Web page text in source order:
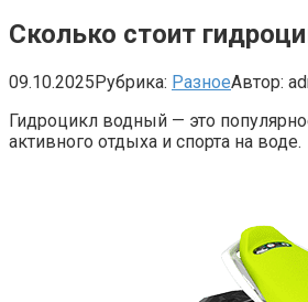
Сколько стоит
09.10.2025Рубрика: РазноеАвтор:
Гидроцикл водный — это
активного отдыха и спорта на воде.